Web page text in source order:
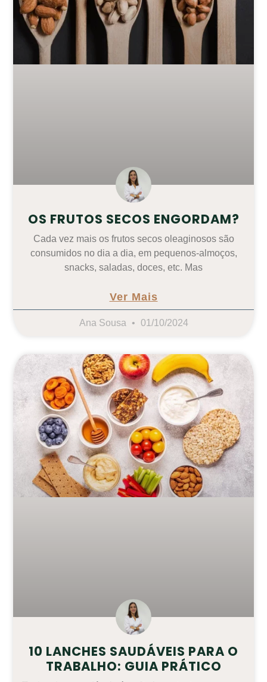
OS FRUTOS SECOS ENGORDAM?
Cada vez mais os frutos secos oleaginosos são
consumidos no dia a dia, em pequenos-almoços,
snacks, saladas, doces, etc. Mas
Ver Mais
Ana Sousa 01/10/2024
10 LANCHES SAUDÁVEIS PARA O
TRABALHO: GUIA PRÁTICO